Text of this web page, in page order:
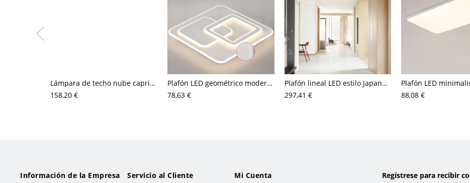
Lámpara de techo nube caprichosa con colgante colgante juguetón para guardería infantil
158,20 €
Plafón LED geométrico moderno, luminaria acrílica minimalista para dormitorio y pasillo
78,63 €
Plafón lineal LED estilo Japandi, lámpara de techo minimalista tipo barra de travertino o nogal
297,41 €
88,08 €
Información de la Empresa Servicio al Cliente Mi Cuenta Regístrese para recibir